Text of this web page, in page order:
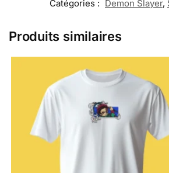
Catégories : Demon Slayer,
Produits similaires